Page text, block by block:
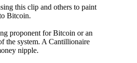
this clip and others to paint
Bitcoin.
proponent for Bitcoin or an
the system. A Cantillionaire
nipple.